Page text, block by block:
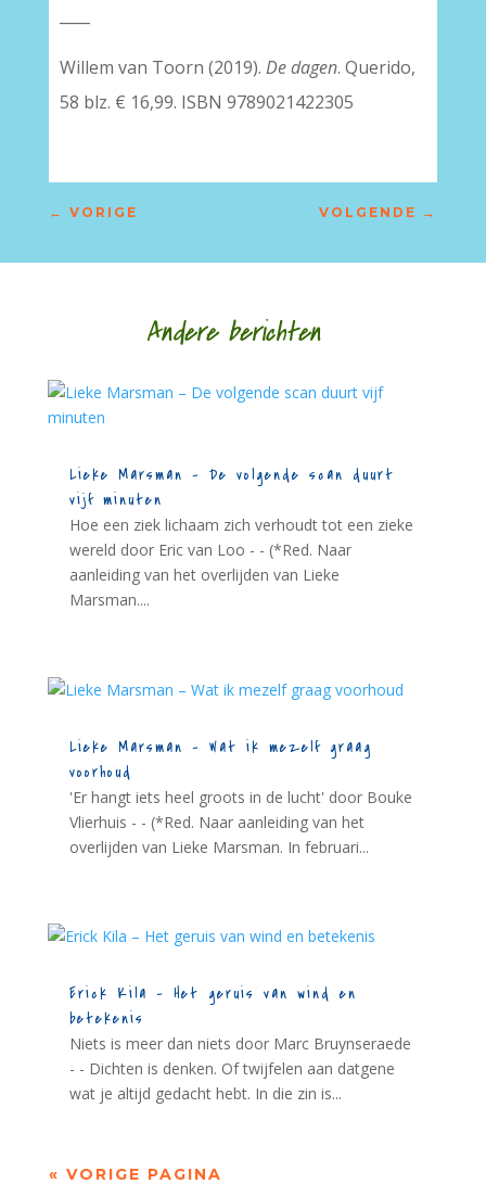
Willem van Toorn (2019). De dagen. Querido,
58 blz. € 16,99. ISBN 9789021422305
← VORIGE VOLGENDE →
Andere berichten
Lieke Marsman – De volgende scan duurt
vijf minuten
Hoe een ziek lichaam zich verhoudt tot een zieke
wereld door Eric van Loo - - (*Red. Naar
aanleiding van het overlijden van Lieke
Marsman....
Lieke Marsman – Wat ik mezelf graag
voorhoud
'Er hangt iets heel groots in de lucht' door Bouke
Vlierhuis - - (*Red. Naar aanleiding van het
overlijden van Lieke Marsman. In februari...
Erick Kila – Het geruis van wind en
betekenis
Niets is meer dan niets door Marc Bruynseraede
- - Dichten is denken. Of twijfelen aan datgene
wat je altijd gedacht hebt. In die zin is...
« VORIGE PAGINA